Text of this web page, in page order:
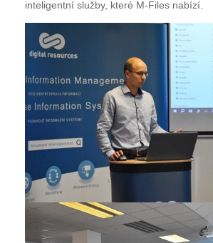
inteligentní služby, které M-Files nabízí.